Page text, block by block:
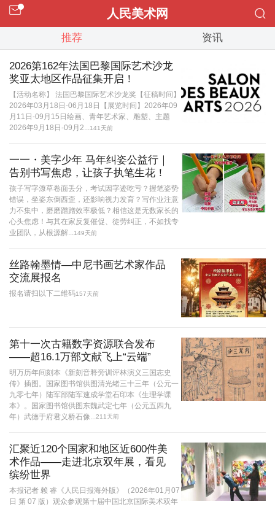
人民美术网
推荐 资讯
2026第162年法国巴黎国际艺术沙龙
奖亚太地区作品征集开启！
【活动名称】 法国巴黎国际艺术沙龙奖【征稿时间】
2026年03月18日-06月18日【展览时间】2026年09
月11日-09月15日绘画、青年艺术家、雕塑、主题
2026年9月18日-09月2...141天前
一一・美字少年 马年纠姿公益行｜
告别书写焦虑，让孩子执笔生花！
孩子写字潦草卷面丢分，考试因字迹吃亏？握笔姿势
错误，坐姿东倒西歪，还影响视力发育？写作业注意
力不集中，磨磨蹭蹭效率极低？相信这是无数家长的
心头焦虑！与其在家反复催促、徒劳纠正，不如找专
业团队，从根源解...149天前
丝路翰墨情—中尼书画艺术家作品
交流展报名
报名请扫以下二维码157天前
第十一次古籍数字资源联合发布
——超16.1万部文献飞上“云端”
明万历年间刻本《新刻音释旁训评林演义三国志史
传》插图。国家图书馆供图清光绪三十三年（公元一
九零七年）陆军部陆军速成学堂石印本《生理学课
本》。国家图书馆供图东魏武定七年（公元五四九
年）武德于府君义桥石像...
211天前
汇聚近120个国家和地区近600件美
术作品——走进北京双年展，看见
缤纷世界
本报记者 赖 睿《人民日报海外版》（2026年01月07
日 第 07 版）观众参观第十届中国北京国际美术双年